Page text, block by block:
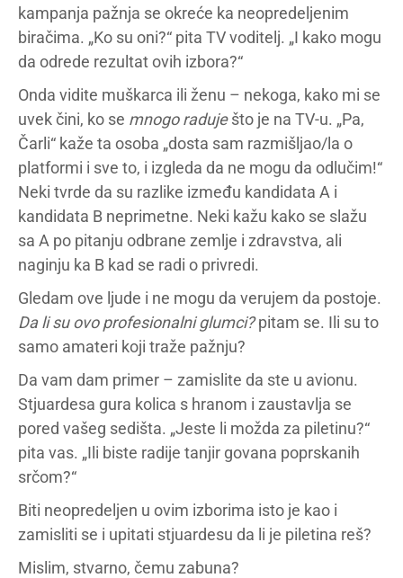
kampanja pažnja se okreće ka neopredeljenim
biračima. „Ko su oni?“ pita TV voditelj. „I kako mogu
da odrede rezultat ovih izbora?“
Onda vidite muškarca ili ženu – nekoga, kako mi se
uvek čini, ko se mnogo raduješto je na TV-u. „Pa,
Čarli“ kaže ta osoba „dosta sam razmišljao/la o
platformi i sve to, i izgleda da ne mogu da odlučim!“
Neki tvrde da su razlike između kandidata A i
kandidata B neprimetne. Neki kažu kako se slažu
sa A po pitanju odbrane zemlje i zdravstva, ali
naginju ka B kad se radi o privredi.
Gledam ove ljude i ne mogu da verujem da postoje.
Da li su ovo profesionalni glumci?pitam se. Ili su to
samo amateri koji traže pažnju?
Da vam dam primer – zamislite da ste u avionu.
Stjuardesa gura kolica s hranom i zaustavlja se
pored vašeg sedišta. „Jeste li možda za piletinu?“
pita vas. „Ili biste radije tanjir govana poprskanih
srčom?“
Biti neopredeljen u ovim izborima isto je kao i
zamisliti se i upitati stjuardesu da li je piletina reš?
Mislim, stvarno, čemu zabuna?